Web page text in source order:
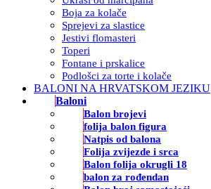
Boja za kolače
Sprejevi za slastice
Jestivi flomasteri
Toperi
Fontane i prskalice
Podlošci za torte i kolače
BALONI NA HRVATSKOM JEZIKU
Baloni
Balon brojevi
folija balon figura
Natpis od balona
Folija zvijezde i srca
Balon folija okrugli 18
balon za rođendan